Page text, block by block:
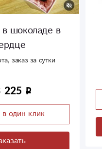
шоколаде в
заказ за сутки
225
в один клик